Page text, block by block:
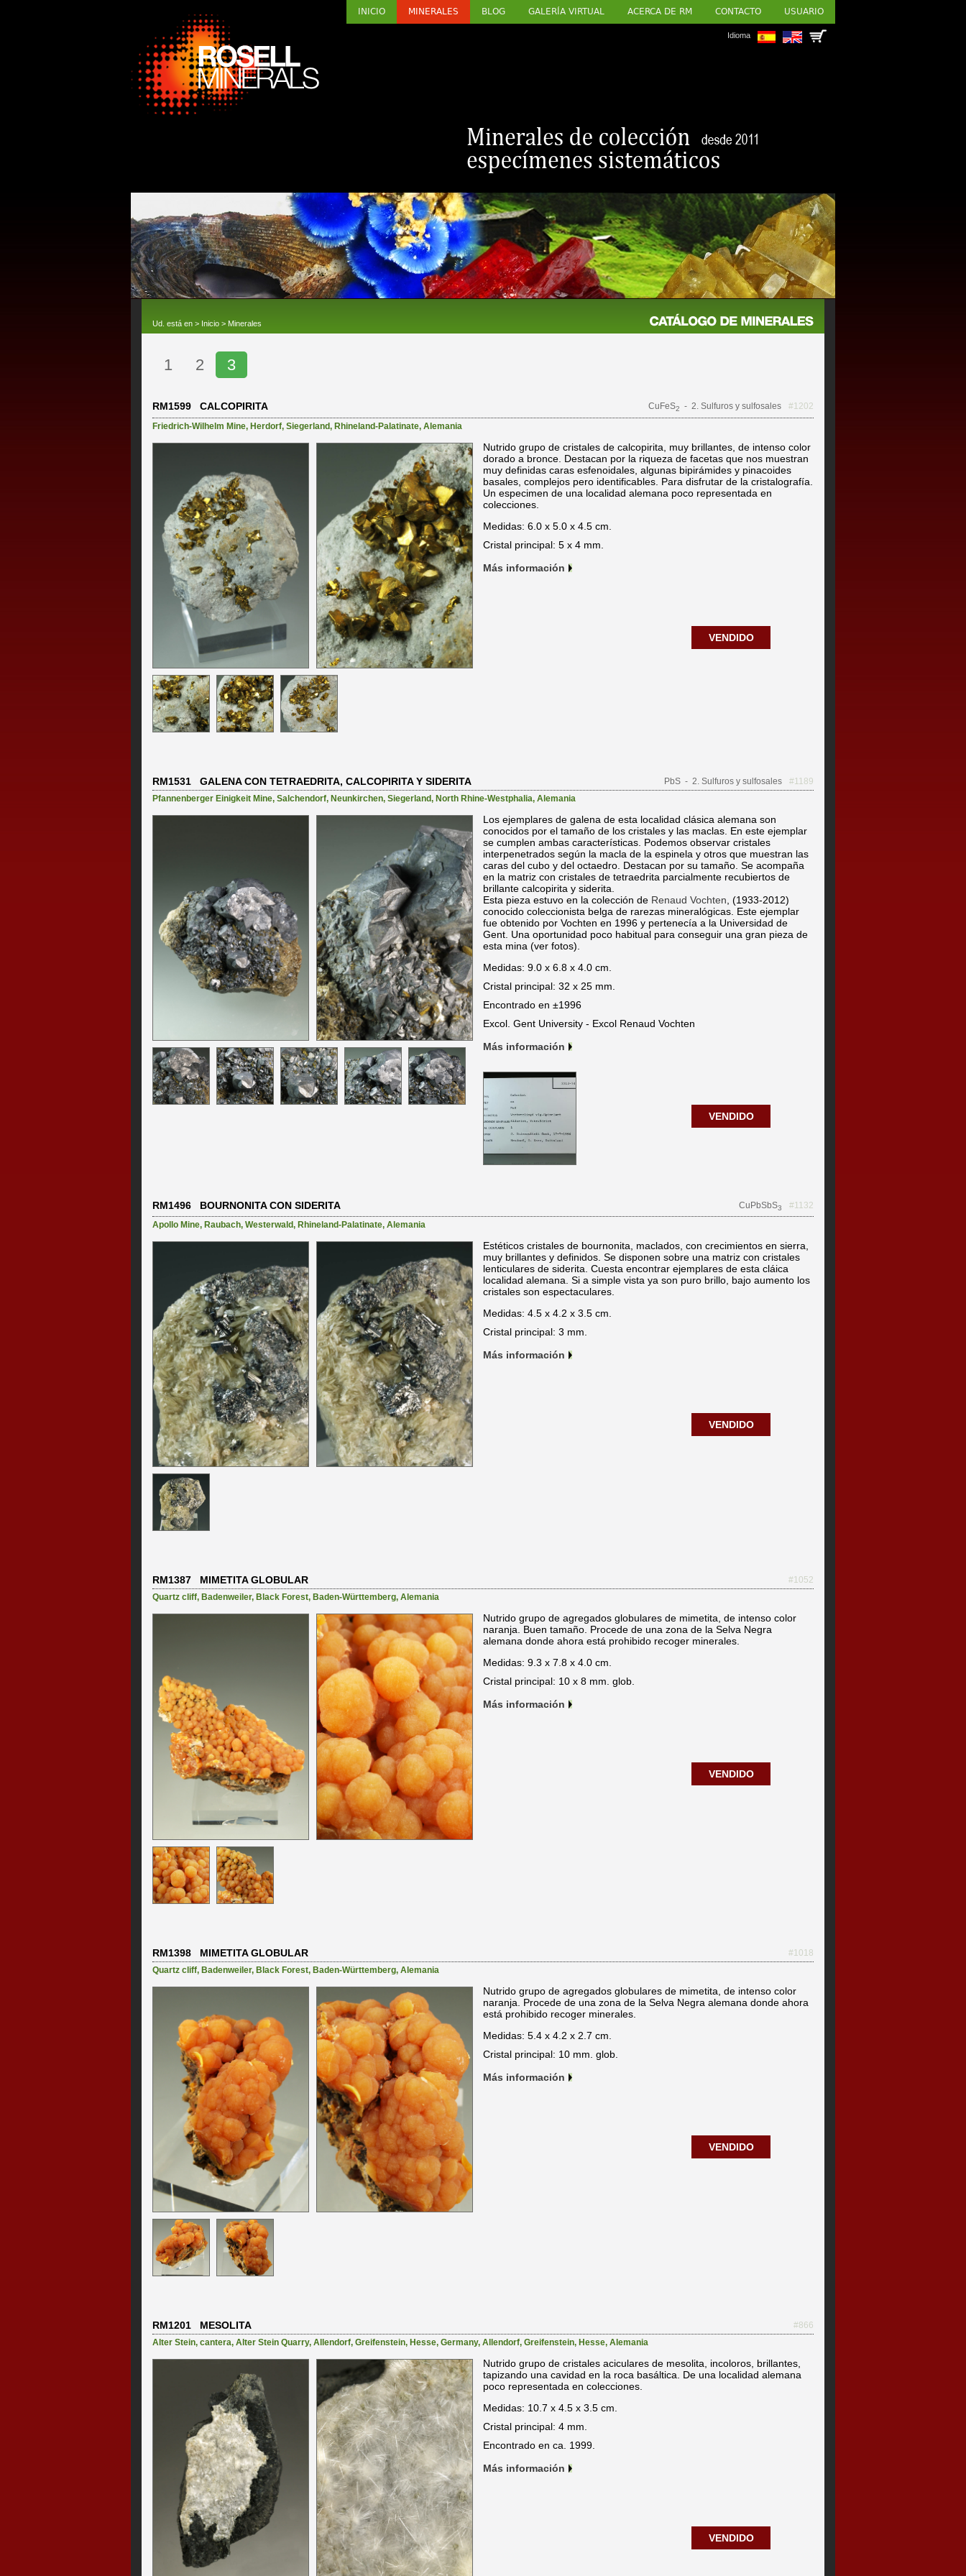
INICIO MINERALES BLOG GALERÍA VIRTUAL ACERCA DE RM CONTACTO USUARIO
Idioma
Ud. está en > Inicio > Minerales
1 2 3
RM1599 CALCOPIRITA CuFeS2 - 2. Sulfuros y sulfosales
#1202
Friedrich-Wilhelm Mine, Herdorf, Siegerland, Rhineland-Palatinate, Alemania
Nutrido grupo de cristales de calcopirita, muy brillantes, de intenso color
dorado a bronce. Destacan por la riqueza de facetas que nos muestran
muy definidas caras esfenoidales, algunas bipirámides y pinacoides
basales, complejos pero identificables. Para disfrutar de la cristalografía.
Un especimen de una localidad alemana poco representada en
colecciones.
Medidas: 6.0 x 5.0 x 4.5 cm.
Cristal principal: 5 x 4 mm.
Más información
VENDIDO
RM1531 GALENA CON TETRAEDRITA, CALCOPIRITA Y SIDERITA PbS - 2. Sulfuros y sulfosales
#1189
Pfannenberger Einigkeit Mine, Salchendorf, Neunkirchen, Siegerland, North Rhine-Westphalia, Alemania
Los ejemplares de galena de esta localidad clásica alemana son
conocidos por el tamaño de los cristales y las maclas. En este ejemplar
se cumplen ambas características. Podemos observar cristales
interpenetrados según la macla de la espinela y otros que muestran las
caras del cubo y del octaedro. Destacan por su tamaño. Se acompaña
en la matriz con cristales de tetraedrita parcialmente recubiertos de
brillante calcopirita y siderita.
Esta pieza estuvo en la colección de Renaud Vochten , (1933-2012)
conocido coleccionista belga de rarezas mineralógicas. Este ejemplar
fue obtenido por Vochten en 1996 y pertenecía a la Universidad de
Gent. Una oportunidad poco habitual para conseguir una gran pieza de
esta mina (ver fotos).
Medidas: 9.0 x 6.8 x 4.0 cm.
Cristal principal: 32 x 25 mm.
Encontrado en ±1996
Excol. Gent University - Excol Renaud Vochten
Más información
VENDIDO
RM1496 BOURNONITA CON SIDERITA CuPbSbS3
#1132
Apollo Mine, Raubach, Westerwald, Rhineland-Palatinate, Alemania
Estéticos cristales de bournonita, maclados, con crecimientos en sierra,
muy brillantes y definidos. Se disponen sobre una matriz con cristales
lenticulares de siderita. Cuesta encontrar ejemplares de esta cláica
localidad alemana. Si a simple vista ya son puro brillo, bajo aumento los
cristales son espectaculares.
Medidas: 4.5 x 4.2 x 3.5 cm.
Cristal principal: 3 mm.
Más información
VENDIDO
RM1387 MIMETITA GLOBULAR
#1052
Quartz cliff, Badenweiler, Black Forest, Baden-Württemberg, Alemania
Nutrido grupo de agregados globulares de mimetita, de intenso color
naranja. Buen tamaño. Procede de una zona de la Selva Negra
alemana donde ahora está prohibido recoger minerales.
Medidas: 9.3 x 7.8 x 4.0 cm.
Cristal principal: 10 x 8 mm. glob.
Más información
VENDIDO
RM1398 MIMETITA GLOBULAR
#1018
Quartz cliff, Badenweiler, Black Forest, Baden-Württemberg, Alemania
Nutrido grupo de agregados globulares de mimetita, de intenso color
naranja. Procede de una zona de la Selva Negra alemana donde ahora
está prohibido recoger minerales.
Medidas: 5.4 x 4.2 x 2.7 cm.
Cristal principal: 10 mm. glob.
Más información
VENDIDO
RM1201 MESOLITA
#866
Alter Stein, cantera, Alter Stein Quarry, Allendorf, Greifenstein, Hesse, Germany, Allendorf, Greifenstein, Hesse, Alemania
Nutrido grupo de cristales aciculares de mesolita, incoloros, brillantes,
tapizando una cavidad en la roca basáltica. De una localidad alemana
poco representada en colecciones.
Medidas: 10.7 x 4.5 x 3.5 cm.
Cristal principal: 4 mm.
Encontrado en ca. 1999.
Más información
VENDIDO